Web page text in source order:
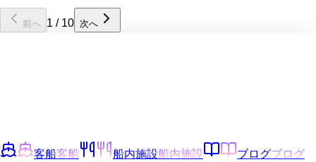
前へ 1 / 10 次へ
客船客船 船内施設船内施設 ブログブログ